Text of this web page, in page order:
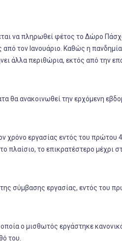
να πληρωθεί φέτος το Δώρο
τον Ιανουάριο. Καθώς η πανδημία
άλλα περιθώρια, εκτός από την
θα ανακοινωθεί την ερχόμενη
χρόνο εργασίας εντός του πρώτου
το επικρατέστερο μέχρι
σύμβασης εργασίας, εντός του
ο μισθωτός εργάστηκε
του.